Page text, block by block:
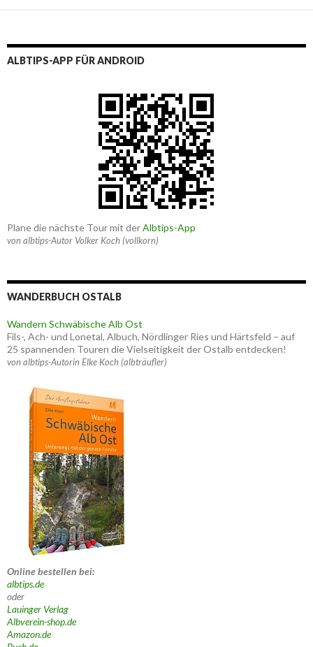
ALBTIPS-APP FÜR ANDROID
Plane die nächste Tour mit derAlbtips-App
von albtips-Autor Volker Koch (vollkorn)
WANDERBUCH OSTALB
Wandern Schwäbische Alb Ost
Fils-, Ach- und Lonetal, Albuch, Nördlinger Ries und Härtsfeld – auf
25 spannenden Touren die Vielseitigkeit der Ostalb entdecken!
von albtips-Autorin Elke Koch (albträufler)
Online bestellen bei:
albtips.de
oder
Lauinger Verlag
Albverein-shop.de
Amazon.de